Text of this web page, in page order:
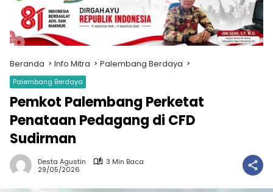
Beranda Info Mitra Palembang Berdaya
Palembang Berdaya
Pemkot Palembang Perketat
Penataan Pedagang di CFD
Sudirman
Desta Agustin
3 Min Baca
29/05/2026